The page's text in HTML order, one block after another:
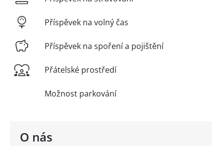
O nás
Příspěvek na volný čas
Příspěvek na spoření a pojištění
Přátelské prostředí
Možnost parkování